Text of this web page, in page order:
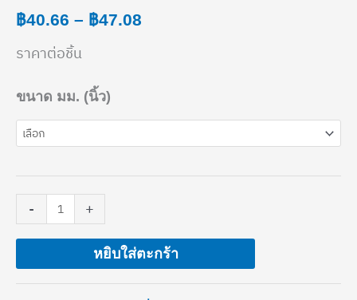
฿40.66 – ฿47.08
ราคาต่อชิ้น
ขนาด มม. (นิ้ว)
-
กลม
ลึก
ทาง
มุม-
ร้อย
BS
ชิ้น
+
หยิบใส่ตะกร้า